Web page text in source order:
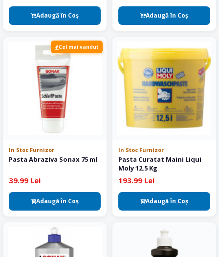
Adaugă în Coş Adaugă în Coş
Cel mai vandut
In Stoc Furnizor
Pasta Abraziva Sonax 75 ml
39.99 Lei
Adaugă în Coş
In Stoc Furnizor
Pasta Curatat Maini Liqui
Moly 12.5 Kg
193.99 Lei
Adaugă în Coş